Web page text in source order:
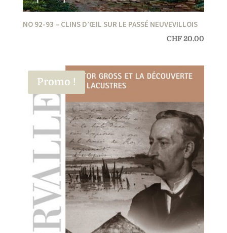
NO 92-93 – CLINS D’ŒIL SUR LE PASSÉ NEUVEVILLOIS
CHF20.00
Promo !